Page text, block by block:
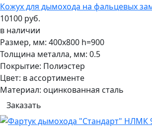
Кожух для дымохода на фальцевых
10100 руб.
в наличии
Размер, мм: 400х800 h=900
Толщина металла, мм: 0.5
Покрытие: Полиэстер
Цвет: в ассортименте
Материал: оцинкованная сталь
Заказать